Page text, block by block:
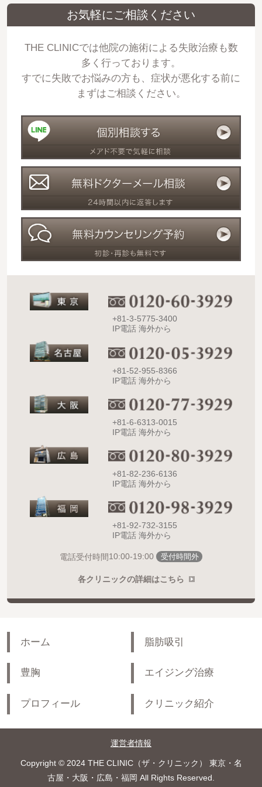
お気軽にご相談ください
THE CLINICでは他院の施術による失敗治療も数
多く行っております。
すでに失敗でお悩みの方も、症状が悪化する前に
まずはご相談ください。
+81-3-5775-3400
IP電話 海外から
+81-52-955-8366
IP電話 海外から
+81-6-6313-0015
IP電話 海外から
+81-82-236-6136
IP電話 海外から
+81-92-732-3155
IP電話 海外から
電話受付時間10:00-19:00 受付時間外
各クリニックの詳細はこちら
ホーム 脂肪吸引
豊胸 エイジング治療
プロフィール クリニック紹介
運営者情報
Copyright © 2024 THE CLINIC（ザ・クリニック） 東京・名
古屋・大阪・広島・福岡 All Rights Reserved.